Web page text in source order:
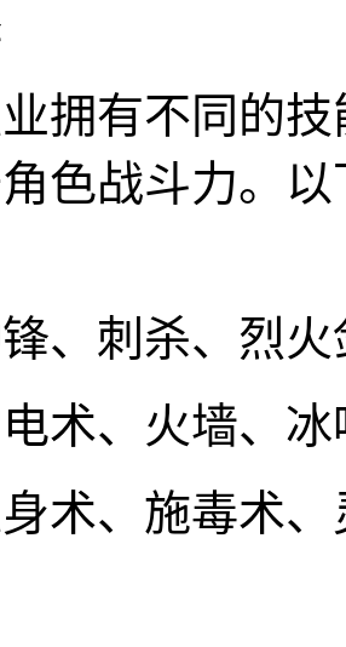
拥有不同的
色战斗力。
、刺杀、烈火
术、火墙、冰
术、施毒术